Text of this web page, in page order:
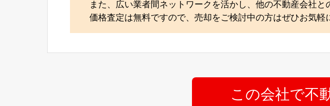
また、広い業者間ネットワークを活かし、他の不動産会社
価格査定は無料ですので、売却をご検討中の方はぜひお気軽